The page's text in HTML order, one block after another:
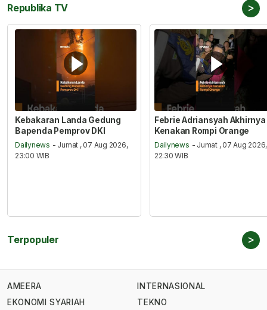
Republika TV >
Kebakaran Landa Gedung
Bapenda Pemprov DKI
Dailynews - Jumat , 07 Aug 2026,
23:00 WIB
Febrie Adriansyah Akhirnya
Kenakan Rompi Orange
Dailynews - Jumat , 07 Aug 2026,
22:30 WIB
Terpopuler >
AMEERA
EKONOMI SYARIAH
INTERNASIONAL
TEKNO